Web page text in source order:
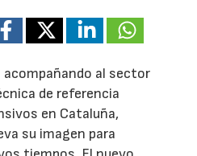
acompañando al sector
de referencia
en Cataluña,
su imagen para